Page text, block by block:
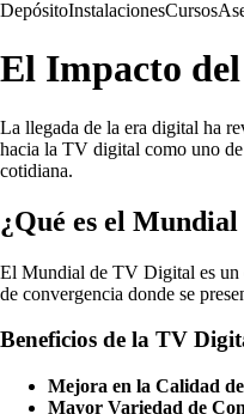
DepósitoInstalacionesCursos
El Impacto
La llegada de la era digital ha
hacia la TV digital como uno
cotidiana.
¿Qué es el
El Mundial de TV Digital es un
de convergencia donde se
Beneficios de la TV
Mejora en la Calidad
Mayor Variedad de